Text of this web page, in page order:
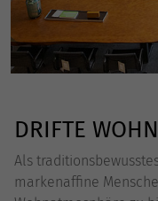
DRIFTE
Als
markenaffine